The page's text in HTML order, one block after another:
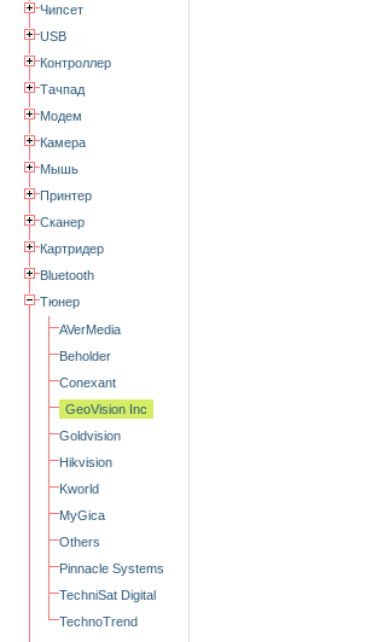
Чипсет
USB
Контроллер
Тачпад
Модем
Камера
Мышь
Принтер
Сканер
Картридер
Bluetooth
Тюнер
AVerMedia
Beholder
Conexant
GeoVision Inc
Goldvision
Hikvision
Kworld
MyGica
Others
Pinnacle Systems
TechniSat Digital
TechnoTrend